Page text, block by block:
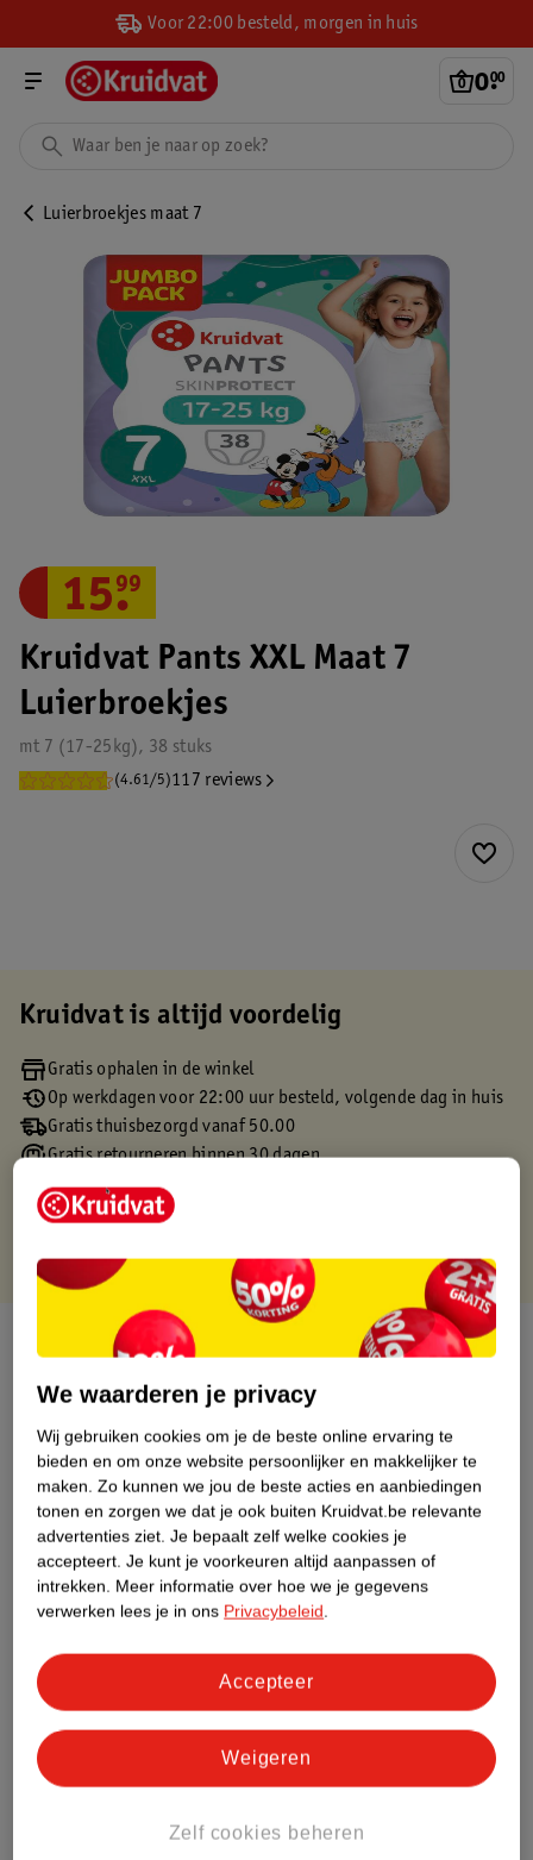
Voor 22:00 besteld, morgen in huis
0.
00
Luierbroekjes maat 7
Kruidvat Pants XXL Maat 7
Luierbroekjes
mt 7 (17-25kg), 38 stuks
(4.61/5)117 reviews
15.
99
Kruidvat is altijd voordelig
Gratis ophalen in de winkel
Op werkdagen voor 22:00 uur besteld, volgende dag in huis
Gratis thuisbezorgd vanaf 50.00
Gratis retourneren binnen 30 dagen
Gratis punten met je Kruidvat kaart
Over dit product
Productinformatie
Etiketinformatie
Nature Impact Score
Dit product heeft (nog) geen Nature
Impact Score.
Meer informatie
Bestel & Bezorginformatie
We waarderen je privacy
Wij gebruiken cookies om je de beste online ervaring te
bieden en om onze website persoonlijker en makkelijker te
maken. Zo kunnen we jou de beste acties en aanbiedingen
tonen en zorgen we dat je ook buiten Kruidvat.be relevante
advertenties ziet. Je bepaalt zelf welke cookies je
accepteert. Je kunt je voorkeuren altijd aanpassen of
intrekken. Meer informatie over hoe we je gegevens
verwerken lees je in ons Privacybeleid.
Zelf cookies beheren
Weigeren
Accepteer